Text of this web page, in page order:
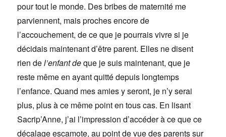
pour tout le monde. Des bribes de maternité me
parviennent, mais proches encore de
l’accouchement, de ce que je pourrais vivre si je
décidais maintenant d’être parent. Elles ne disent
rien del’enfant deque je suis maintenant, que je
reste même en ayant quitté depuis longtemps
l’enfance. Quand mes amies y seront, je n’y serai
plus, plus à ce même point en tous cas. En lisant
Sacrip’Anne, j’ai l’impression d’accéder à ce que ce
décalage escamote, au point de vue des parents sur